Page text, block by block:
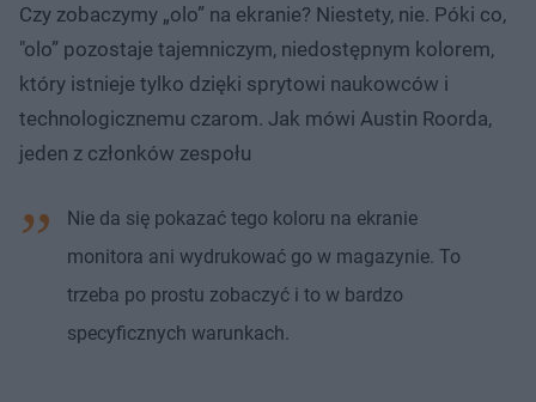
Czy zobaczymy „olo” na ekranie? Niestety, nie. Póki co,
"olo” pozostaje tajemniczym, niedostępnym kolorem,
który istnieje tylko dzięki sprytowi naukowców i
technologicznemu czarom. Jak mówi Austin Roorda,
jeden z członków zespołu
Nie da się pokazać tego koloru na ekranie
monitora ani wydrukować go w magazynie. To
trzeba po prostu zobaczyć i to w bardzo
specyficznych warunkach.